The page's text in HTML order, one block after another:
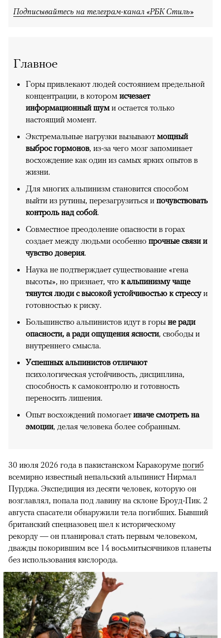
Подписывайтесь на телеграм-канал «РБК Стиль»
Главное
Горы привлекают людей состоянием предельной
концентрации, в котором исчезает
информационный шуми остается только
настоящий момент.
Экстремальные нагрузки вызывают мощный
выброс гормонов, из-за чего мозг запоминает
восхождение как один из самых ярких опытов в
жизни.
Для многих альпинизм становится способом
выйти из рутины, перезагрузиться и почувствовать
контроль над собой.
Совместное преодоление опасности в горах
создает между людьми особенно прочные связи и
чувство доверия.
Наука не подтверждает существование «гена
высоты», но признает, что к альпинизму чаще
тянутся люди с высокой устойчивостью к стрессуи
готовностью к риску.
Большинство альпинистов идут в горы не ради
опасности, а ради ощущения ясности, свободы и
внутреннего смысла.
Успешных альпинистов отличают
психологическая устойчивость, дисциплина,
способность к самоконтролю и готовность
переносить лишения.
Опыт восхождений помогает иначе смотреть на
эмоции, делая человека более собранным.
30 июля 2026 года в пакистанском Каракоруме погиб
всемирно известный непальский альпинист Нирмал
Пурджа. Экспедиция из десяти человек, которую он
возглавлял, попала под лавину на склоне Броуд-Пик. 2
августа спасатели обнаружили тела погибших. Бывший
британский спецназовец шел к историческому
рекорду — он планировал стать первым человеком,
дважды покорившим все 14 восьмитысячников планеты
без использования кислорода.